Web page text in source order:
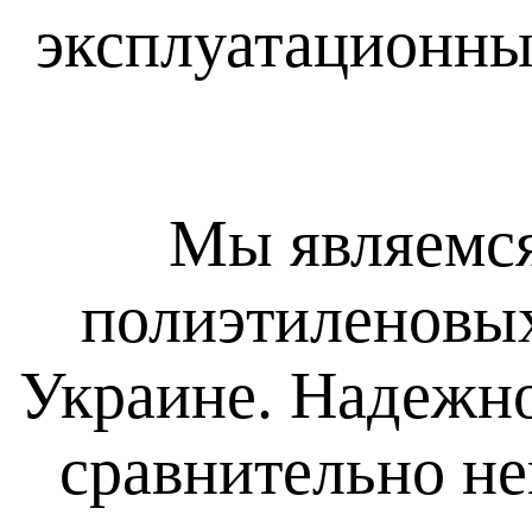
Мы
Украине.
сравнительно